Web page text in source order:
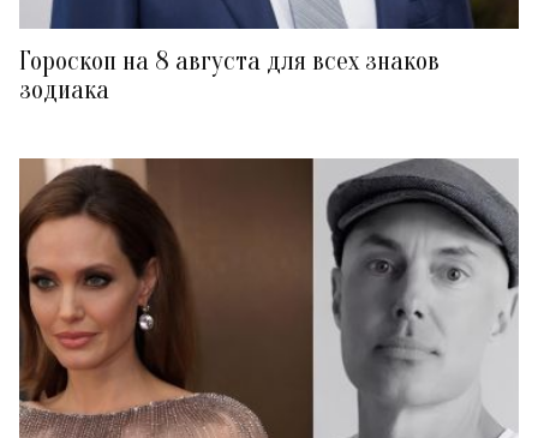
Гороскоп на 8 августа для всех знаков
зодиака